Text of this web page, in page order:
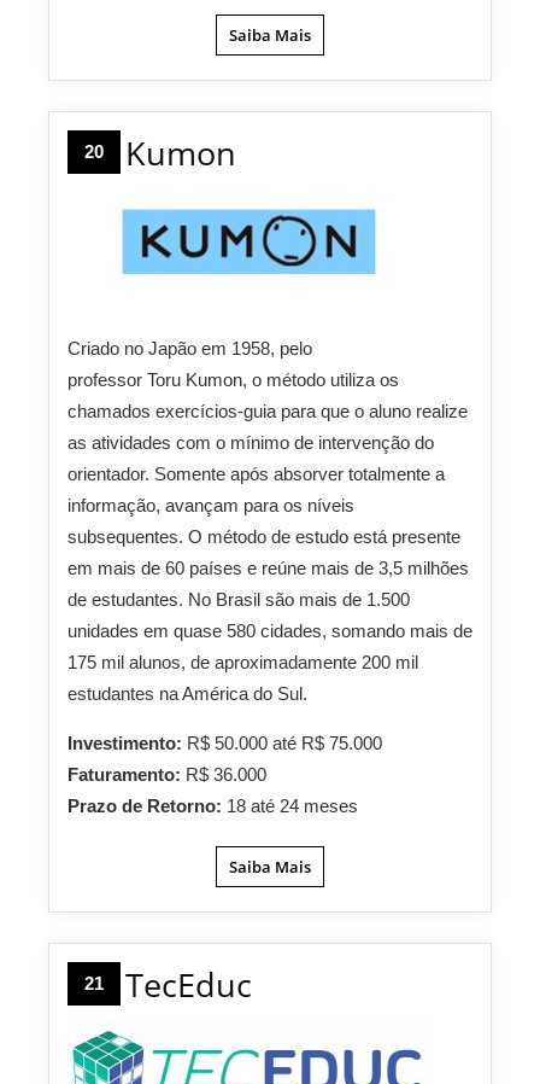
Saiba Mais
20 Kumon
Criado no Japão em 1958, pelo
professor Toru Kumon, o método utiliza os
chamados exercícios-guia para que o aluno realize
as atividades com o mínimo de intervenção do
orientador. Somente após absorver totalmente a
informação, avançam para os níveis
subsequentes. O método de estudo está presente
em mais de 60 países e reúne mais de 3,5 milhões
de estudantes. No Brasil são mais de 1.500
unidades em quase 580 cidades, somando mais de
175 mil alunos, de aproximadamente 200 mil
estudantes na América do Sul.
Investimento: R$ 50.000 até R$ 75.000
Faturamento: R$ 36.000
Prazo de Retorno: 18 até 24 meses
Saiba Mais
21 TecEduc